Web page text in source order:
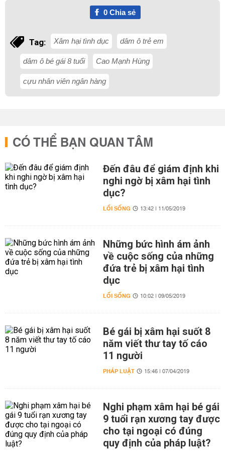
0Chia sẻ
Tag: Xâm hại tình dục dâm ô trẻ em
dâm ô bé gái 8 tuổi Cao Mạnh Hùng
cựu nhân viên ngân hàng
CÓ THỂ BẠN QUAN TÂM
Đến đâu để giám định khi
nghi ngờ bị xâm hại tình
dục?
LỐI SỐNG 13:42 | 11/05/2019
Những bức hình ám ảnh
về cuộc sống của những
đứa trẻ bị xâm hại tình
dục
LỐI SỐNG 10:02 | 09/05/2019
Bé gái bị xâm hại suốt 8
năm viết thư tay tố cáo
11 người
PHÁP LUẬT 15:46 | 07/04/2019
Nghi phạm xâm hại bé gái
9 tuổi rạn xương tay được
cho tại ngoại có đúng
quy định của pháp luật?